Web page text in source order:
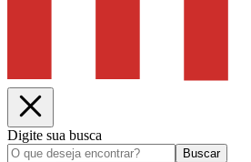
Digite sua busca
Buscar